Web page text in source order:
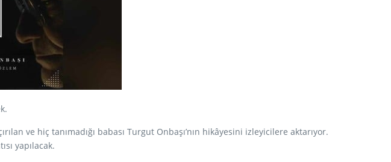
ve hiç tanımadığı babası Turgut Onbaşı’nın hikâyesini izleyicilere aktarıyor.
yapılacak.